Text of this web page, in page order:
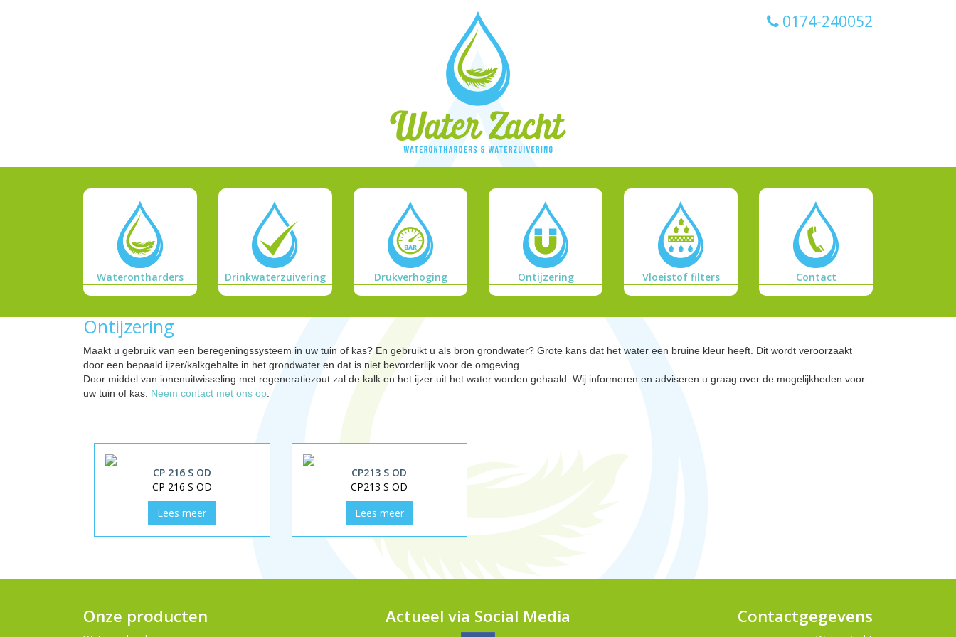
0174-240052
Waterontharders Drinkwaterzuivering Drukverhoging Ontijzering Vloeistof filters Contact
Ontijzering
Maakt u gebruik van een beregeningssysteem in uw tuin of kas? En gebruikt u als bron grondwater? Grote kans dat het water een bruine kleur heeft. Dit wordt veroorzaakt
door een bepaald ijzer/kalkgehalte in het grondwater en dat is niet bevorderlijk voor de omgeving.
Door middel van ionenuitwisseling met regeneratiezout zal de kalk en het ijzer uit het water worden gehaald. Wij informeren en adviseren u graag over de mogelijkheden voor
uw tuin of kas. Neem contact met ons op
CP 216 S OD
CP 216 S OD
Lees meer
CP213 S OD
CP213 S OD
Lees meer
Onze producten Actueel via Social Media Contactgegevens